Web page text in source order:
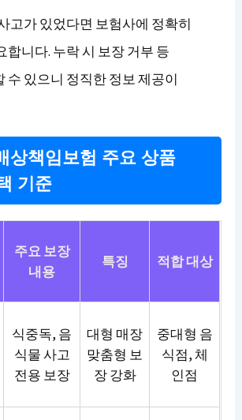
고가 있었다면 보험사에 정확히
합니다. 누락 시 보장 거부 등
수 있으니 정직한 정보 제공이
상책임보험 주요 상품
기준
주요 보장
내용
특징 적합 대상
식중독, 음
식물 사고
전용 보장
대형 매장
맞춤형 보
장 강화
중대형 음
식점, 체
인점